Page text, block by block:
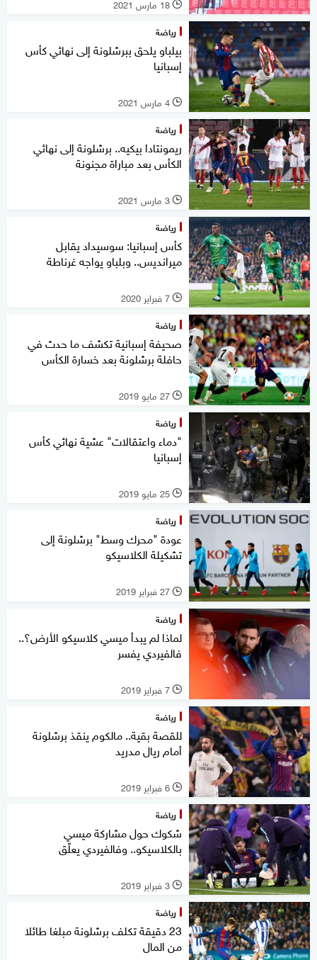
l 18 مارس 2021
رياضة
بيلباو يلحق ببرشلونة إلى نهائي كأس
إسبانيا
l 4 مارس 2021
رياضة
ريمونتادا بيكيه.. برشلونة إلى نهائي
الكأس بعد مباراة مجنونة
l 3 مارس 2021
رياضة
كأس إسبانيا: سوسيداد يقابل
ميرانديس.. وبلباو يواجه غرناطة
l 7 فبراير 2020
رياضة
صحيفة إسبانية تكشف ما حدث في
حافلة برشلونة بعد خسارة الكأس
l 27 مايو 2019
رياضة
"دماء واعتقالات" عشية نهائي كأس
إسبانيا
l 25 مايو 2019
رياضة
عودة "محرك وسط" برشلونة إلى
تشكيلة الكلاسيكو
l 27 فبراير 2019
رياضة
لماذا لم يبدأ ميسي كلاسيكو الأرض؟..
فالفيردي يفسر
l 7 فبراير 2019
رياضة
للقصة بقية.. مالكوم ينقذ برشلونة
أمام ريال مدريد
l 6 فبراير 2019
رياضة
شكوك حول مشاركة ميسي
بالكلاسيكو.. وفالفيردي يعلّق
l 3 فبراير 2019
رياضة
23 دقيقة تكلف برشلونة مبلغا طائلا
من المال